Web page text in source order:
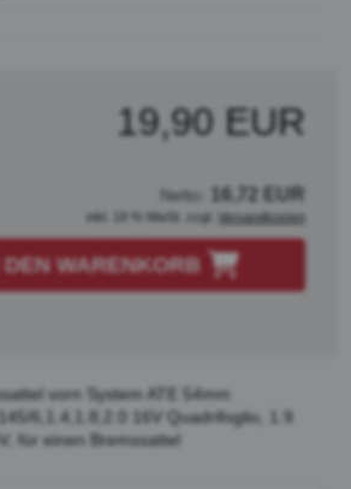
19,90 EUR
Netto: 16,72 EUR
inkl. 19 % MwSt. zzgl. Versandkosten
DEN WARENKORB
vorn System ATE 54mm
6,1.4,1.8,2.0 16V Quadrifoglio, 1.9
für einen Bremssattel